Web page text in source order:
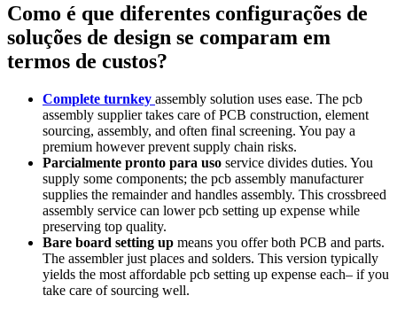
Como é que diferentes configurações de
soluções de design se comparam em
termos de custos?
Complete turnkey assembly solution uses ease. The pcb
assembly supplier takes care of PCB construction, element
sourcing, assembly, and often final screening. You pay a
premium however prevent supply chain risks.
Parcialmente pronto para uso service divides duties. You
supply some components; the pcb assembly manufacturer
supplies the remainder and handles assembly. This crossbreed
assembly service can lower pcb setting up expense while
preserving top quality.
Bare board setting up means you offer both PCB and parts.
The assembler just places and solders. This version typically
yields the most affordable pcb setting up expense each– if you
take care of sourcing well.